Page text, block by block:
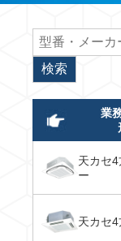
業
天カセ
ー
天カセ4